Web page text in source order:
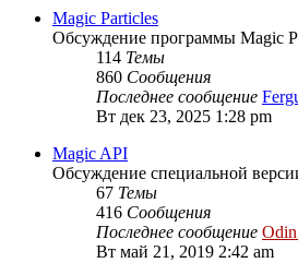
Magic Particles
Обсуждение программы Magic
114 Темы
860 Сообщения
Последнее сообщение
Вт дек 23, 2025 1:28 pm
Magic API
Обсуждение специальной
67 Темы
416 Сообщения
Последнее сообщение
Вт май 21, 2019 2:42 am